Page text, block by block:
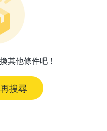
其他條件吧！
搜尋